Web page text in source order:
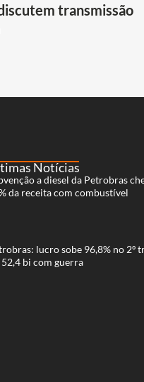
transmissão
Notícias
a diesel da Petrobras
da receita com combustível
lucro sobe 96,8% no 2º
52,4 bi com guerra